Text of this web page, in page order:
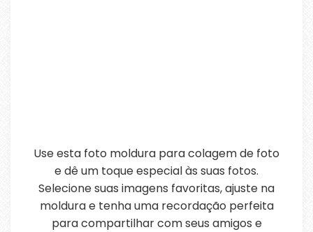
Use esta foto moldura para colagem de foto
e dê um toque especial às suas fotos.
Selecione suas imagens favoritas, ajuste na
moldura e tenha uma recordação perfeita
para compartilhar com seus amigos e